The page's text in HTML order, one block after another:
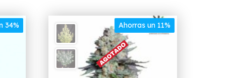
34% Ahorras un 11%